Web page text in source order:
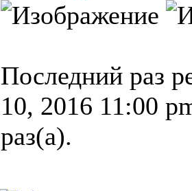
Последний раз
10, 2016 11:00
раз(а).